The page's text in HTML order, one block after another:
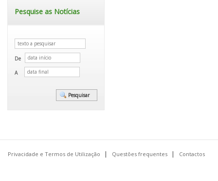
Pesquise as Notícias
De
A
Privacidade e Termos de Utilização Questões frequentes Contactos